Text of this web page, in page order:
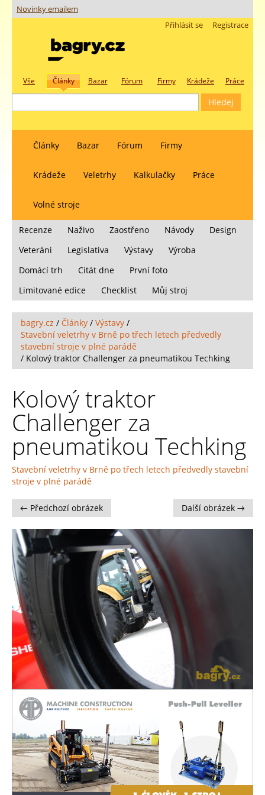
Novinky emailem
Registrace
Přihlásit se
Vše Články Bazar Fórum Firmy Krádeže Práce
Články Bazar Fórum Firmy
Krádeže Veletrhy Kalkulačky Práce
Volné stroje
Recenze Naživo Zaostřeno Návody
Design
Veteráni
Legislativa Výstavy
Výroba
Domácí trh
Citát dne
První foto
Limitované edice
Checklist Můj stroj
bagry.cz / Články / Výstavy /
Stavební veletrhy v Brně po třech letech předvedly
stavební stroje v plné parádě
/ Kolový traktor Challenger za pneumatikou Techking
Kolový traktor
Challenger za
pneumatikou Techking
Stavební veletrhy v Brně po třech letech předvedly stavební
stroje v plné parádě
← Předchozí obrázek Další obrázek →